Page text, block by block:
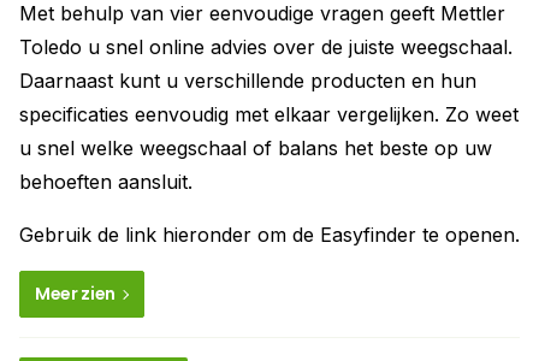
Met behulp van vier eenvoudige vragen geeft Mettler
Toledo u snel online advies over de juiste weegschaal.
Daarnaast kunt u verschillende producten en hun
specificaties eenvoudig met elkaar vergelijken. Zo weet
u snel welke weegschaal of balans het beste op uw
behoeften aansluit.
Gebruik de link hieronder om de Easyfinder te openen.
Meer zien